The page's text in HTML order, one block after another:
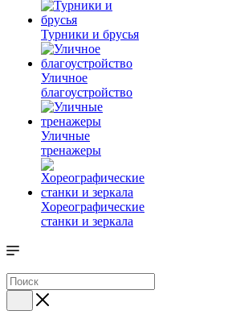
Турники и брусья
Уличное
благоустройство
Уличные
тренажеры
Хореографические
станки и зеркала